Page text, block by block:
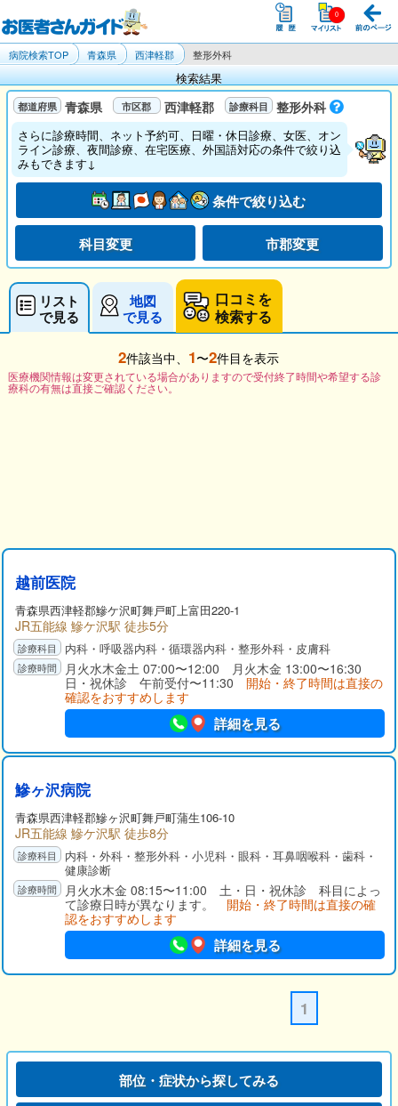
病院検索TOP 青森県 西津軽郡 整形外科
検索結果
青森県 西津軽郡 整形外科
さらに診療時間、ネット予約可、日曜・休日診療、女医、オン
ライン診療、夜間診療、在宅医療、外国語対応の条件で絞り込
みもできます↓
条件で絞り込む
科目変更 市郡変更
リスト
で見る
地図
で見る
口コミを
検索する
2件該当中、 1〜2件目を表示
医療機関情報は変更されている場合がありますので受付終了時間や希望する診
療科の有無は直接ご確認ください。
越前医院
青森県西津軽郡鰺ケ沢町舞戸町上富田220-1
JR五能線 鰺ケ沢駅 徒歩5分
内科・呼吸器内科・循環器内科・整形外科・皮膚科
月火水木金土 07:00〜12:00 月火木金 13:00〜16:30
日・祝休診 午前受付〜11:30 開始・終了時間は直接の
確認をおすすめします
詳細を見る
鰺ヶ沢病院
青森県西津軽郡鰺ヶ沢町舞戸町蒲生106-10
JR五能線 鰺ケ沢駅 徒歩8分
内科・外科・整形外科・小児科・眼科・耳鼻咽喉科・歯科・
健康診断
月火水木金 08:15〜11:00 土・日・祝休診 科目によっ
て診療日時が異なります。 開始・終了時間は直接の確
認をおすすめします
詳細を見る
1
部位・症状から探してみる